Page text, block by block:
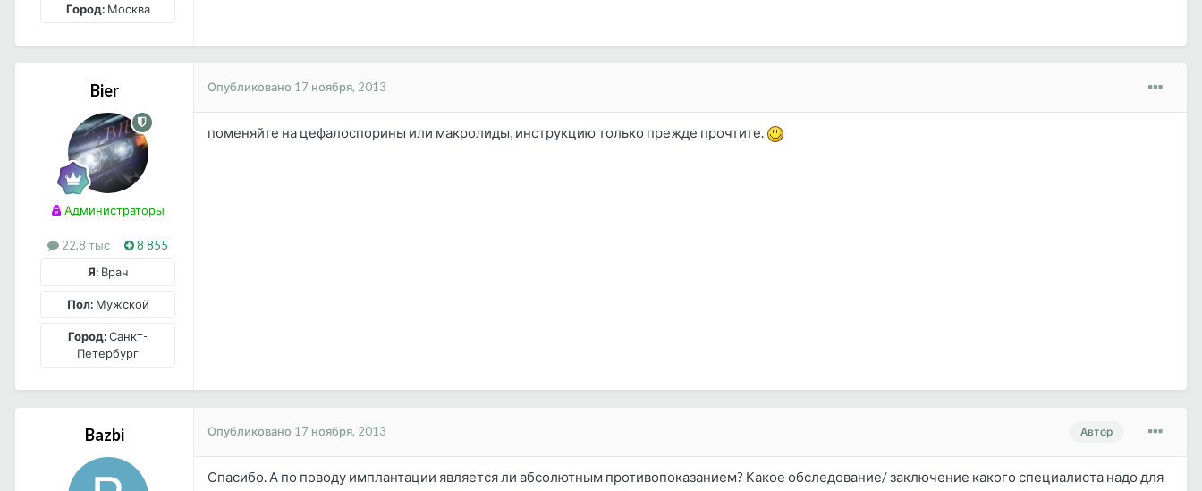
Город:Москва
Bier
Администраторы
22,8 тыс
8 855
Я: Врач
Пол:Мужской
Город:Санкт-
Петербург
Опубликовано 17 ноября, 2013
поменяйте на цефалоспорины или макролиды, инструкцию только прежде прочтите.
Bazbi Автор
Опубликовано 17 ноября, 2013
Спасибо. А по поводу имплантации является ли абсолютным противопоказанием? Какое обследование/ заключение какого специалиста надо для